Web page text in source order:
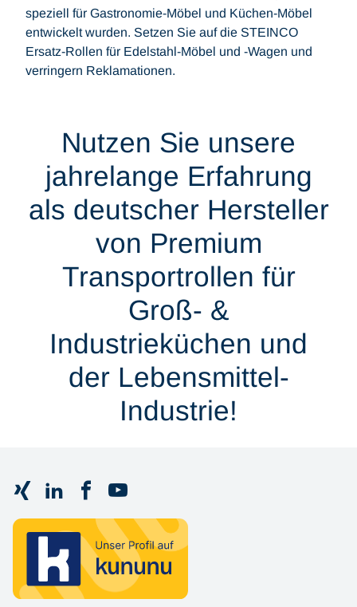
speziell für Gastronomie-Möbel und Küchen-Möbel
entwickelt wurden. Setzen Sie auf die STEINCO
Ersatz-Rollen für Edelstahl-Möbel und -Wagen und
verringern Reklamationen.
Nutzen Sie unsere
jahrelange Erfahrung
als deutscher Hersteller
von Premium
Transportrollen für
Groß- &
Industrieküchen und
der Lebensmittel-
Industrie!